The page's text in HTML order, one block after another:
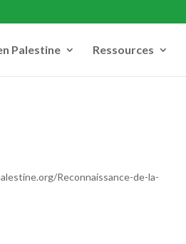
Palestine Ressources
Reconnaissance-de-la-